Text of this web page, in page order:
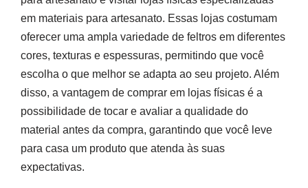
em materiais para artesanato. Essas lojas costumam
oferecer uma ampla variedade de feltros em diferentes
cores, texturas e espessuras, permitindo que você
escolha o que melhor se adapta ao seu projeto. Além
disso, a vantagem de comprar em lojas físicas é a
possibilidade de tocar e avaliar a qualidade do
material antes da compra, garantindo que você leve
para casa um produto que atenda às suas
expectativas.